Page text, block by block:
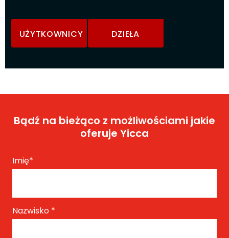
UŻYTKOWNICY DZIEŁA
Bądź na bieżąco z możliwościami jakie
oferuje Yicca
Imię*
Nazwisko *